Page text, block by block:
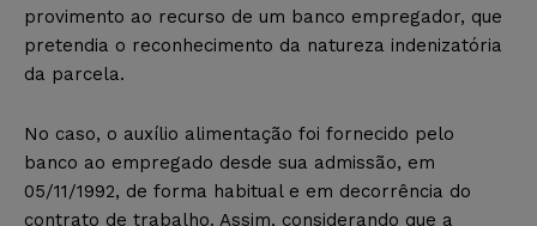
provimento ao recurso de um banco empregador, que
pretendia o reconhecimento da natureza indenizatória
da parcela.
No caso, o auxílio alimentação foi fornecido pelo
banco ao empregado desde sua admissão, em
05/11/1992, de forma habitual e em decorrência do
contrato de trabalho. Assim, considerando que a